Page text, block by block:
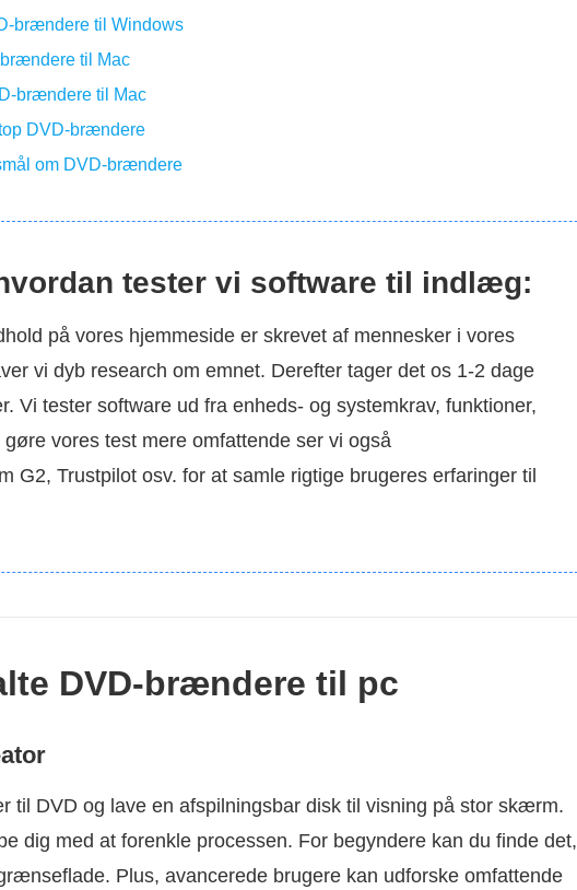
brændere til Windows
til Mac
brændere til Mac
DVD-brændere
om DVD-brændere
tester vi software til indlæg:
på vores hjemmeside er skrevet af mennesker i vores
vi dyb research om emnet. Derefter tager det os 1-2 dage
Vi tester software ud fra enheds- og systemkrav, funktioner,
vores test mere omfattende ser vi også
G2, Trustpilot osv. for at samle rigtige brugeres erfaringer til
DVD-brændere til pc
til DVD og lave en afspilningsbar disk til visning på stor skærm.
dig med at forenkle processen. For begyndere kan du finde det,
Plus, avancerede brugere kan udforske omfattende